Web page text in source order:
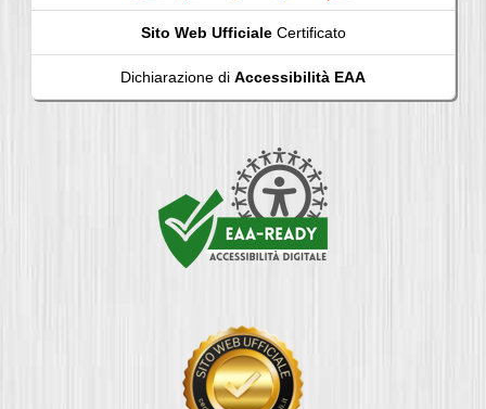
Sito Web UfficialeCertificato
Dichiarazione di Accessibilità EAA